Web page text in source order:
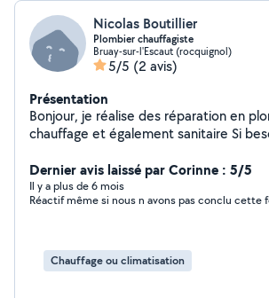
Nicolas Boutillier
Plombier chauffagiste
Bruay-sur-l'Escaut (rocquignol)
5/5 (2 avis)
Présentation
Bonjour, je réalise des réparation en
chauffage et également sanitaire Si
Dernier avis laissé par Corinne : 5/5
Il y a plus de 6 mois
Réactif même si nous n avons pas conclu cette
Chauffage ou climatisation